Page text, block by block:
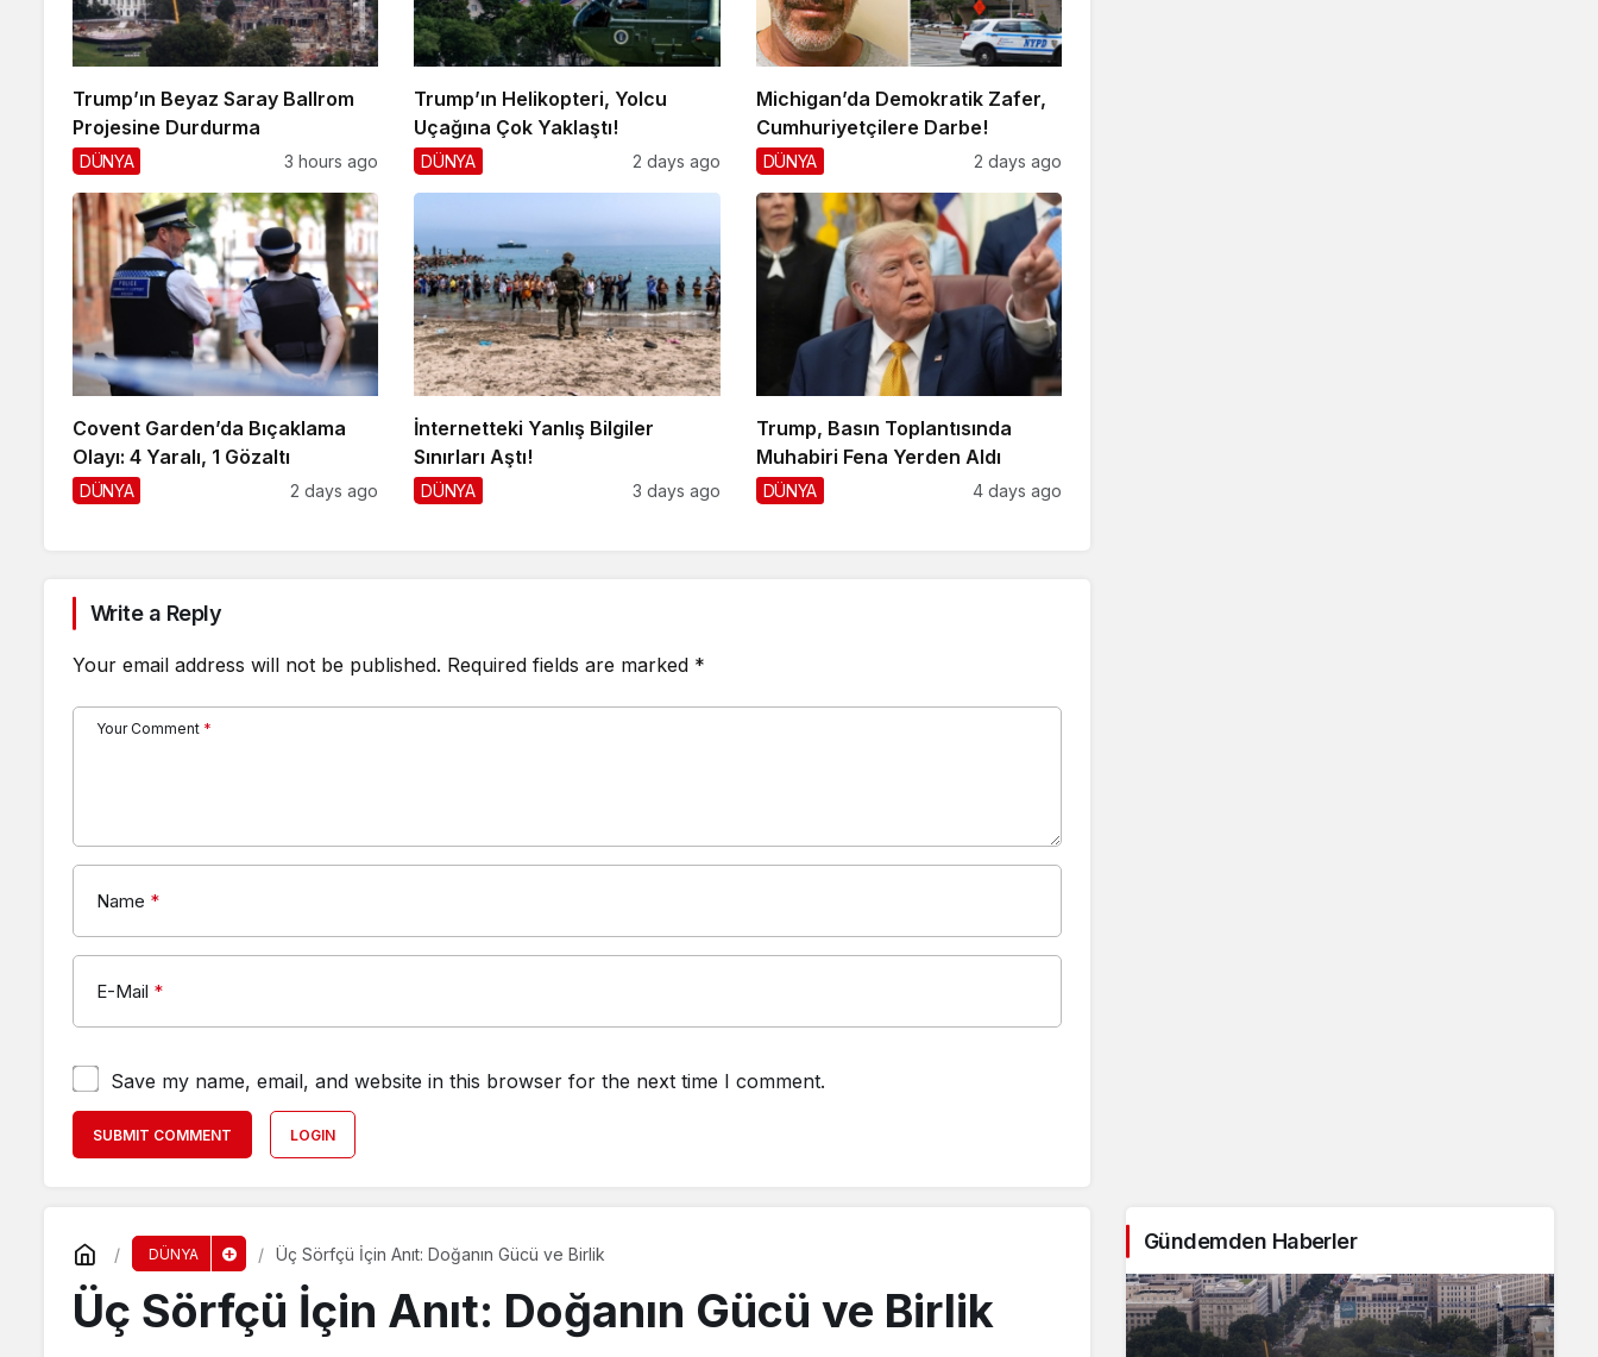
Trump’ın Beyaz Saray Ballrom
Projesine Durdurma
DÜNYA 3 hours ago
Trump’ın Helikopteri, Yolcu
Uçağına Çok Yaklaştı!
DÜNYA 2 days ago
Michigan’da Demokratik Zafer,
Cumhuriyetçilere Darbe!
DÜNYA 2 days ago
Covent Garden’da Bıçaklama
Olayı: 4 Yaralı, 1 Gözaltı
DÜNYA 2 days ago
İnternetteki Yanlış Bilgiler
Sınırları Aştı!
DÜNYA 3 days ago
Trump, Basın Toplantısında
Muhabiri Fena Yerden Aldı
DÜNYA 4 days ago
Write a Reply
Your email address will not be published. Required fields are marked *
Your Comment *
Name *
E-Mail *
Save my name, email, and website in this browser for the next time I comment.
SUBMIT COMMENT LOGIN
DÜNYA Üç Sörfçü İçin Anıt: Doğanın Gücü ve Birlik
Üç Sörfçü İçin Anıt: Doğanın Gücü ve Birlik
Gündemden Haberler